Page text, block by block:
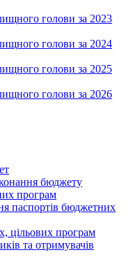
голови за 2023
голови за 2024
голови за 2025
голови за 2026
бюджету
програм
паспортів бюджетних
цільових програм
та отримувачів